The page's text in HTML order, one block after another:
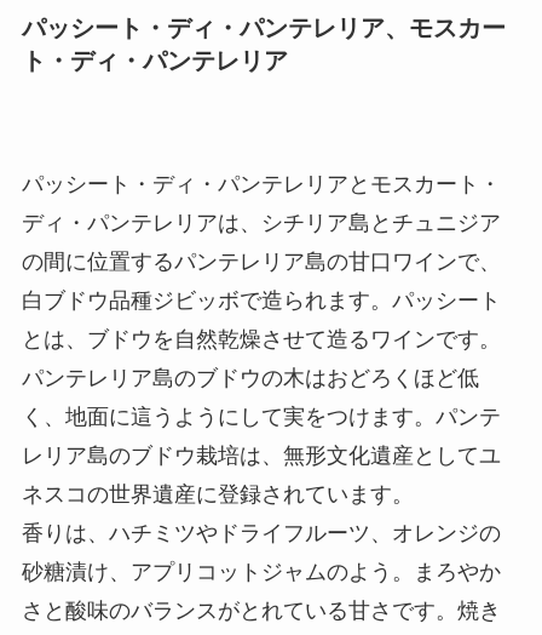
パッシート・ディ・パンテレリア、モスカー
ト・ディ・パンテレリア
パッシート・ディ・パンテレリアとモスカート・
ディ・パンテレリアは、シチリア島とチュニジア
の間に位置するパンテレリア島の甘口ワインで、
白ブドウ品種ジビッボで造られます。パッシート
とは、ブドウを自然乾燥させて造るワインです。
パンテレリア島のブドウの木はおどろくほど低
く、地面に這うようにして実をつけます。パンテ
レリア島のブドウ栽培は、無形文化遺産としてユ
ネスコの世界遺産に登録されています。
香りは、ハチミツやドライフルーツ、オレンジの
砂糖漬け、アプリコットジャムのよう。まろやか
さと酸味のバランスがとれている甘さです。焼き